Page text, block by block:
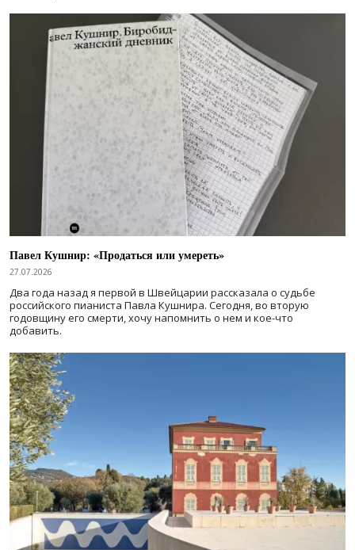
Павел Кушнир: «Продаться или умереть»
27.07.2026
Два года назад я первой в Швейцарии рассказала о судьбе
российского пианиста Павла Кушнира. Сегодня, во вторую
годовщину его смерти, хочу напомнить о нем и кое-что
добавить.